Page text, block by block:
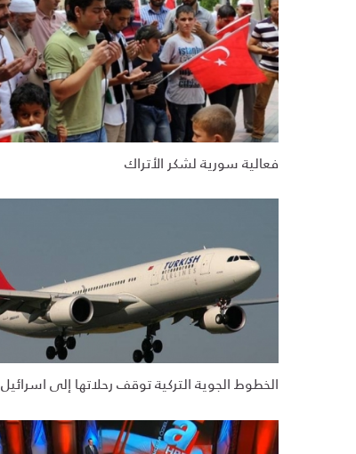
فعالية سورية لشكر الأتراك
الخطوط الجوية التركية توقف رحلاتها إلى اسرائيل